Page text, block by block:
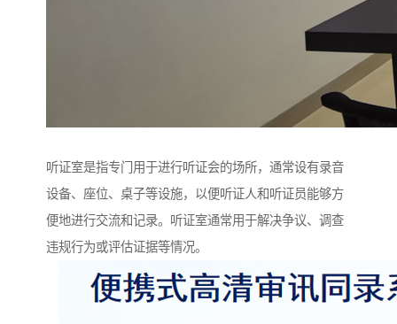
听证室是指专门用于进行听证会的场所，通常设有录音
设备、座位、桌子等设施，以便听证人和听证员能够方
便地进行交流和记录。听证室通常用于解决争议、调查
违规行为或评估证据等情况。